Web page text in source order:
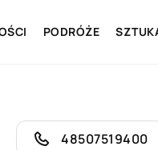
PODRÓŻE
48507519400